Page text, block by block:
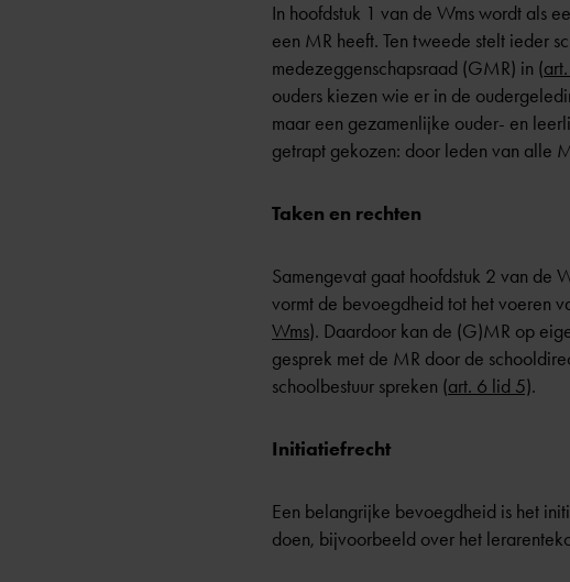
In hoofdstuk 1 van de Wms wordt als
een MR heeft. Ten tweede stelt ieder
medezeggenschapsraad (GMR) in (
ouders kiezen wie er in de
maar een gezamenlijke ouder- en
getrapt gekozen: door leden van alle
Taken en rechten
Samengevat gaat hoofdstuk 2 van de
vormt de bevoegdheid tot het voeren
Wms). Daardoor kan de (G)MR op
gesprek met de MR door de
schoolbestuur spreken (art. 6 lid 5).
Initiatiefrecht
Een belangrijke bevoegdheid is het
doen, bijvoorbeeld over het